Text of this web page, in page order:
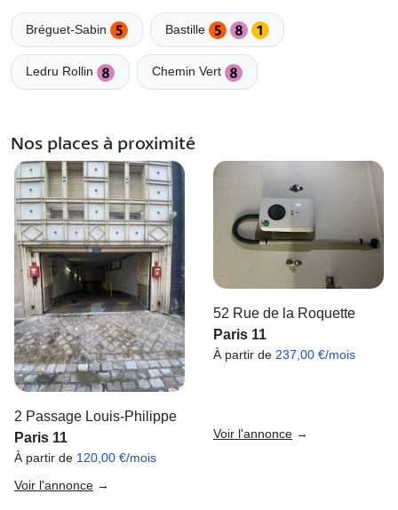
Bréguet-Sabin Bastille
Ledru Rollin Chemin Vert
Nos places à proximité
2 Passage Louis-Philippe
Paris 11
À partir de 120,00 €/mois
Voir l'annonce →
52 Rue de la Roquette
Paris 11
À partir de 237,00 €/mois
Voir l'annonce →